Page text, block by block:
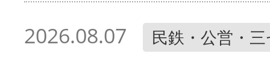
2026.08.07 民鉄・公営・